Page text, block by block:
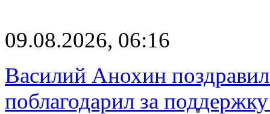
09.08.2026, 06:16
Василий Анохин
поблагодарил за